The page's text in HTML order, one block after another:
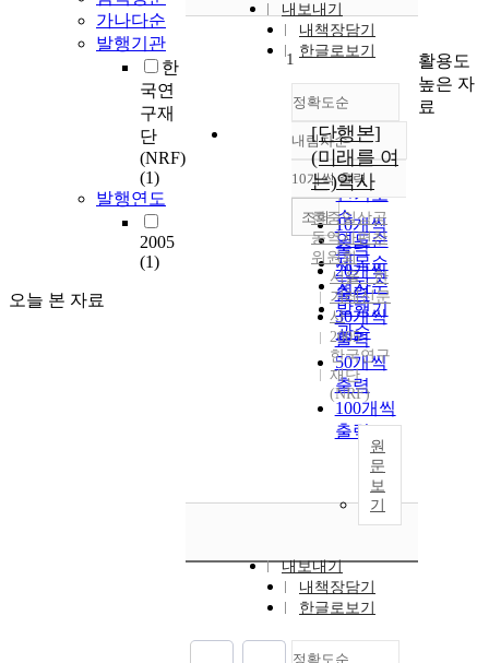
가나다순
발행기관
한
국연
구재
단
(NRF)
(1)
발행연도
2005
(1)
오늘 본 자료
내보내기
내책장담기
한글로보기
정확도순
정확도
순
인기도
순
연도순
제목순
저자순
발행기
관순
내림차순
내림차순
10개씩 출력
10개씩
출력
20개씩
출력
30개씩
출력
50개씩
출력
100개씩
출력
조회
1
[단행본]
(미래를 여
는)역사
한중일삼공
동역사편찬
위원회
서울 : 한
겨레신문
사
2005
한국연구
재단
(NRF)
원
문
보
기
내보내기
내책장담기
한글로보기
정확도순
활용도
높은 자
료